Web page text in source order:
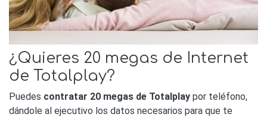
¿Quieres 20 megas de Internet
de Totalplay?
Puedes contratar 20 megas de Totalplay por teléfono,
dándole al ejecutivo los datos necesarios para que te